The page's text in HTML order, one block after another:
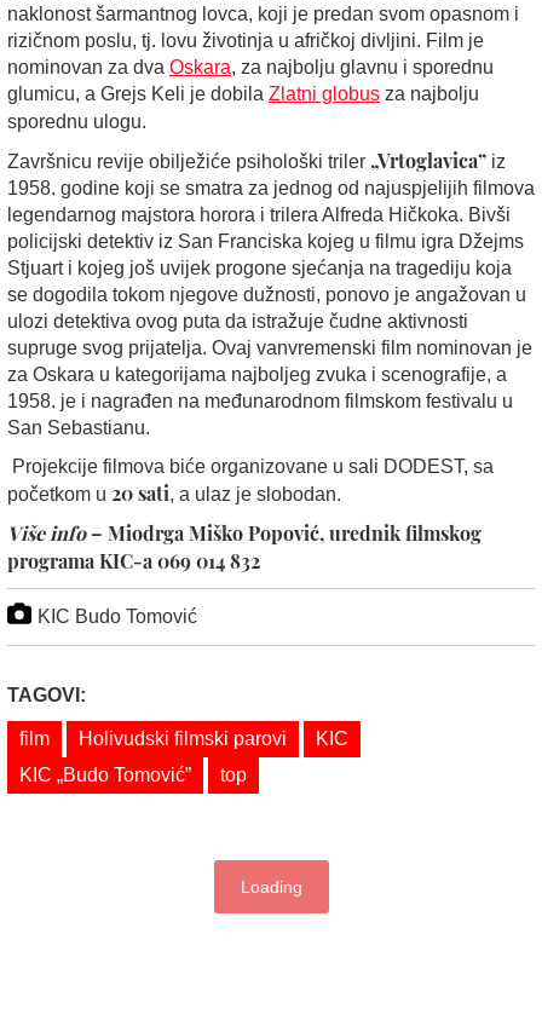
naklonost šarmantnog lovca, koji je predan svom opasnom i
rizičnom poslu, tj. lovu životinja u afričkoj divljini. Film je
nominovan za dva Oskara, za najbolju glavnu i sporednu
glumicu, a Grejs Keli je dobila Zlatni globus za najbolju
sporednu ulogu.
Završnicu revije obilježiće psihološki triler „Vrtoglavica” iz
1958. godine koji se smatra za jednog od najuspjelijih filmova
legendarnog majstora horora i trilera Alfreda Hičkoka. Bivši
policijski detektiv iz San Franciska kojeg u filmu igra Džejms
Stjuart i kojeg još uvijek progone sjećanja na tragediju koja
se dogodila tokom njegove dužnosti, ponovo je angažovan u
ulozi detektiva ovog puta da istražuje čudne aktivnosti
supruge svog prijatelja. Ovaj vanvremenski film nominovan je
za Oskara u kategorijama najboljeg zvuka i scenografije, a
1958. je i nagrađen na međunarodnom filmskom festivalu u
San Sebastianu.
Projekcije filmova biće organizovane u sali DODEST, sa
početkom u 20 sati, a ulaz je slobodan.
Više info– Miodrga Miško Popović, urednik filmskog
programa KIC-a 069 014 832
KIC Budo Tomović
TAGOVI:
film Holivudski filmski parovi
KIC
KIC „Budo Tomović”
top
Loading